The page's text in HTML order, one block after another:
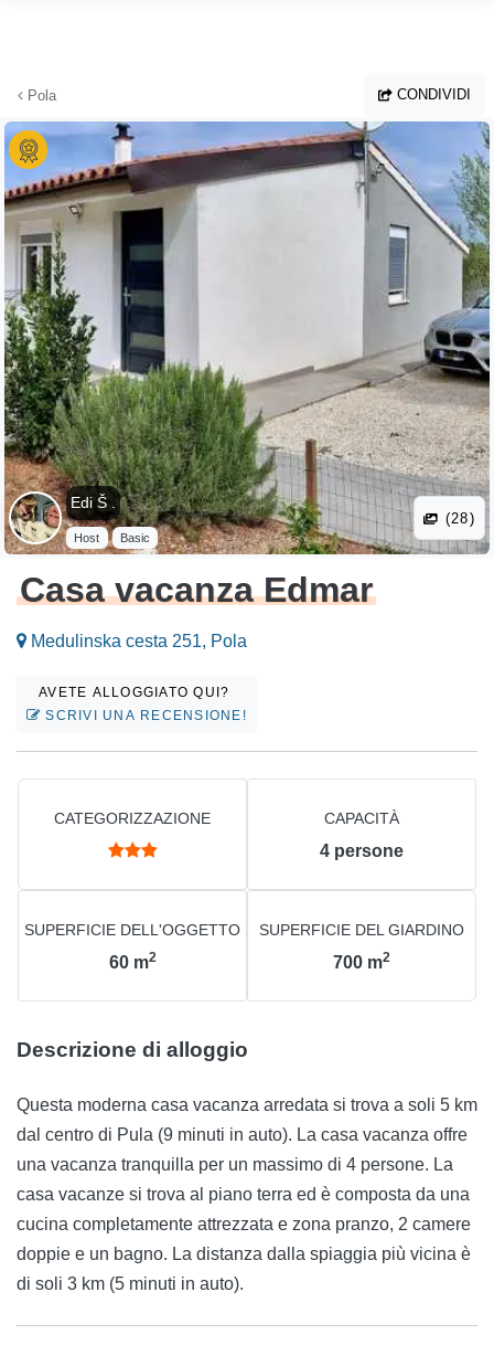
Pola CONDIVIDI
Edi Š .
Host Basic
(28)
Casa vacanza Edmar
Medulinska cesta 251, Pola
AVETE ALLOGGIATO QUI?
SCRIVI UNA RECENSIONE!
CATEGORIZZAZIONE CAPACITÀ
4 persone
SUPERFICIE DELL'OGGETTO
60 m2
SUPERFICIE DEL GIARDINO
700 m2
Descrizione di alloggio
Questa moderna casa vacanza arredata si trova a soli 5 km
dal centro di Pula (9 minuti in auto). La casa vacanza offre
una vacanza tranquilla per un massimo di 4 persone. La
casa vacanze si trova al piano terra ed è composta da una
cucina completamente attrezzata e zona pranzo, 2 camere
doppie e un bagno. La distanza dalla spiaggia più vicina è
di soli 3 km (5 minuti in auto).